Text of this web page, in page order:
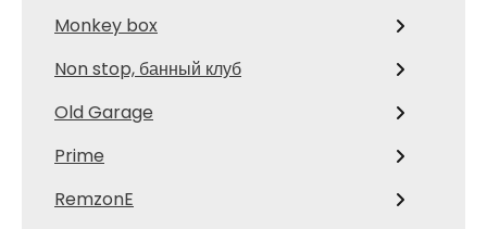
Monkey box
Non stop, банный клуб
Old Garage
Prime
RemzonE